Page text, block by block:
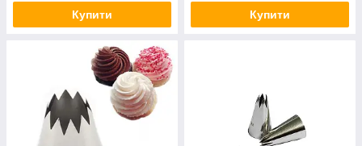
Купити Купити